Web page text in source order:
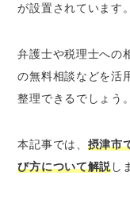
摂津市役所
大阪府の
関する無
大阪府司法
大阪府弁
が可能
が設置されています。
弁護士や税理士への
の無料相談などを活
整理できるでしょう。
本記事では、 摂津市
び方について解説し